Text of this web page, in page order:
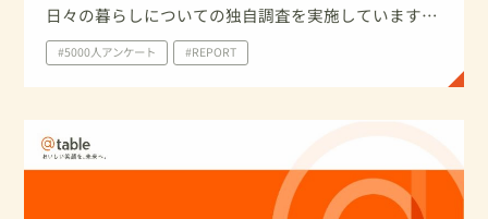
日々の暮らしについての独自調査を実施しています。
今回は、2022年10 月に家庭で実施したイベント・行
事について、及びハロウィンについての調査結果を一
#5000人アンケート #REPORT